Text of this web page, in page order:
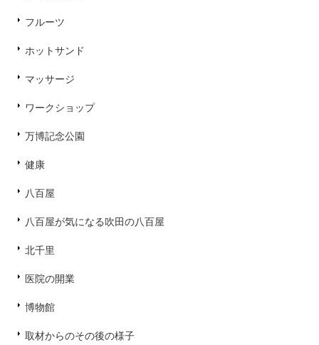
フルーツ
ホットサンド
マッサージ
ワークショップ
万博記念公園
健康
八百屋
八百屋が気になる吹田の八百屋
北千里
医院の開業
博物館
取材からのその後の様子